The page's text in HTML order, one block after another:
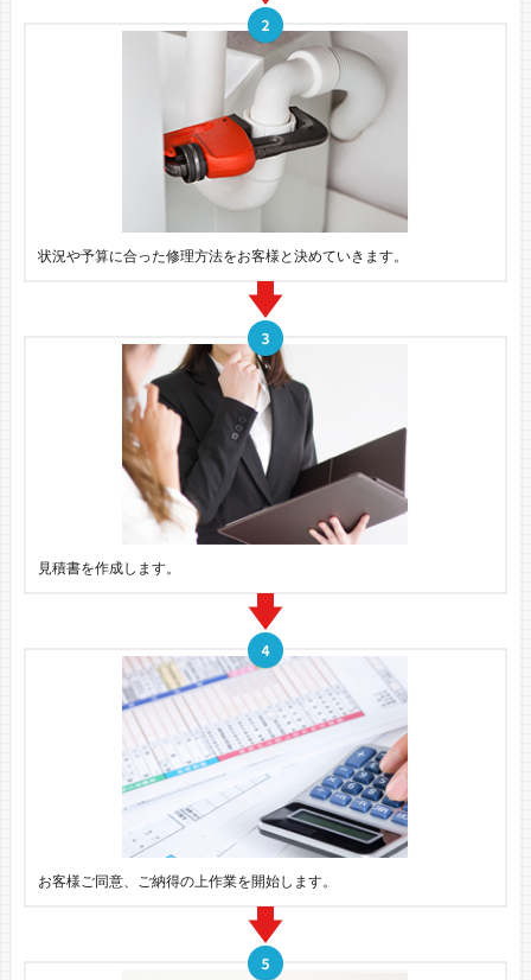
状況や予算に合った修理方法をお客様と決めていきます。
見積書を作成します。
お客様ご同意、ご納得の上作業を開始します。